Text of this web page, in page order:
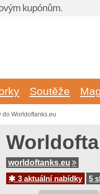
kupónům.
Soutěže
Worldoftanks.eu
worldoftanks.eu
3 aktuální nabídky
5